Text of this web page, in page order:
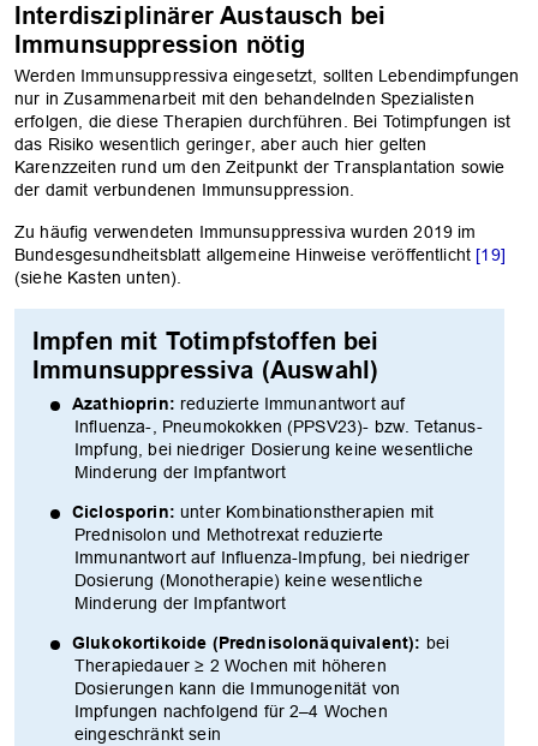
Interdisziplinärer Austausch bei
Immunsuppression nötig
Werden Immunsuppressiva eingesetzt, sollten Lebendimpfungen
nur in Zusammenarbeit mit den behandelnden Spezialisten
erfolgen, die diese Therapien durchführen. Bei Totimpfungen ist
das Risiko wesentlich geringer, aber auch hier gelten
Karenzzeiten rund um den Zeitpunkt der Transplantation sowie
der damit verbundenen Immunsuppression.
Zu häufig verwendeten Immunsuppressiva wurden 2019 im
Bundesgesundheitsblatt allgemeine Hinweise veröffentlicht [19]
(siehe Kasten unten).
Impfen mit Totimpfstoffen bei
Immunsuppressiva (Auswahl)
Azathioprin: reduzierte Immunantwort auf
Influenza-, Pneumokokken (PPSV23)- bzw. Tetanus-
Impfung, bei niedriger Dosierung keine wesentliche
Minderung der Impfantwort
Ciclosporin: unter Kombinationstherapien mit
Prednisolon und Methotrexat reduzierte
Immunantwort auf Influenza-Impfung, bei niedriger
Dosierung (Monotherapie) keine wesentliche
Minderung der Impfantwort
Glukokortikoide (Prednisolonäquivalent): bei
Therapiedauer ≥ 2 Wochen mit höheren
Dosierungen kann die Immunogenität von
Impfungen nachfolgend für 2–4 Wochen
eingeschränkt sein